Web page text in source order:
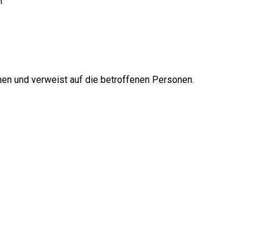
und verweist auf die betroffenen Personen.